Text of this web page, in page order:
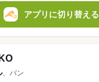
アプリに切り替える
、パン